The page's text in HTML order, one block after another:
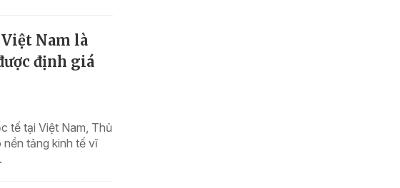
Nam là
định giá
tế tại Việt Nam, Thủ
tảng kinh tế vĩ